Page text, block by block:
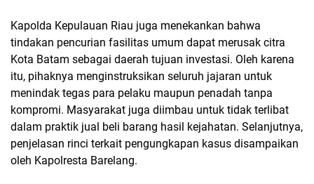
Kapolda Kepulauan Riau juga menekankan bahwa
tindakan pencurian fasilitas umum dapat merusak citra
Kota Batam sebagai daerah tujuan investasi. Oleh karena
itu, pihaknya menginstruksikan seluruh jajaran untuk
menindak tegas para pelaku maupun penadah tanpa
kompromi. Masyarakat juga diimbau untuk tidak terlibat
dalam praktik jual beli barang hasil kejahatan. Selanjutnya,
penjelasan rinci terkait pengungkapan kasus disampaikan
oleh Kapolresta Barelang.